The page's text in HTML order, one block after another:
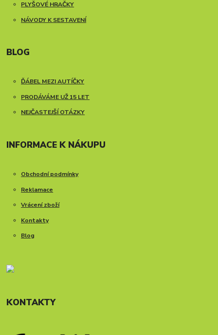
PLYŠOVÉ HRAČKY
NÁVODY K SESTAVENÍ
BLOG
ĎÁBEL MEZI AUTÍČKY
PRODÁVÁME UŽ 15 LET
NEJČASTEJŠÍ OTÁZKY
INFORMACE K NÁKUPU
Obchodní podmínky
Reklamace
Vrácení zboží
Kontakty
Blog
KONTAKTY